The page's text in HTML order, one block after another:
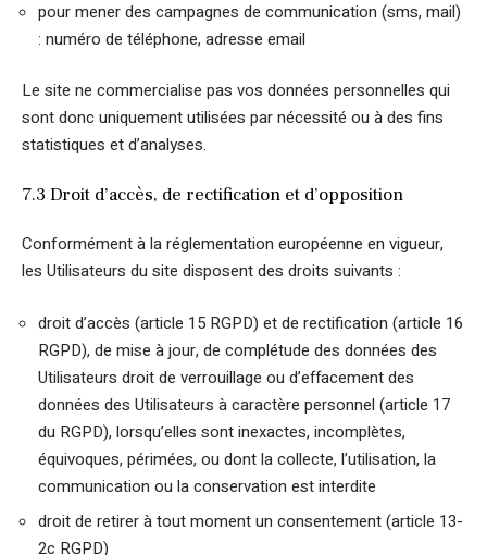
pour mener des campagnes de communication (sms, mail)
: numéro de téléphone, adresse email
Le site ne commercialise pas vos données personnelles qui
sont donc uniquement utilisées par nécessité ou à des fins
statistiques et d’analyses.
7.3 Droit d’accès, de rectification et d’opposition
Conformément à la réglementation européenne en vigueur,
les Utilisateurs du site disposent des droits suivants :
droit d’accès (article 15 RGPD) et de rectification (article 16
RGPD), de mise à jour, de complétude des données des
Utilisateurs droit de verrouillage ou d’effacement des
données des Utilisateurs à caractère personnel (article 17
du RGPD), lorsqu’elles sont inexactes, incomplètes,
équivoques, périmées, ou dont la collecte, l’utilisation, la
communication ou la conservation est interdite
droit de retirer à tout moment un consentement (article 13-
2c RGPD)